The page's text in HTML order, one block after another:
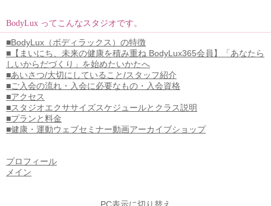
BodyLux ってこんなスタジオです。
■BodyLux（ボディラックス）の特徴
■【まいにち、未来の健康を積み重ね BodyLux365会員】「あなたら
しいからだづくり」を始めたいかたへ
■あいさつ/大切にしていること/スタッフ紹介
■ご入会の流れ・入会に必要なもの・入会資格
■アクセス
■スタジオエクササイズスケジュールとクラス説明
■プランと料金
■健康・運動ウェブセミナー動画アーカイブショップ
プロフィール
メイン
PC表示に切り替え